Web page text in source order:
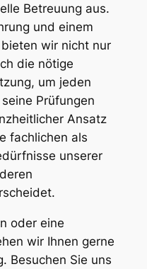
Betreuung aus.
und einem
wir nicht nur
die nötige
um jeden
Prüfungen
Ansatz
fachlichen als
unserer
oder eine
wir Ihnen gerne
Besuchen Sie uns